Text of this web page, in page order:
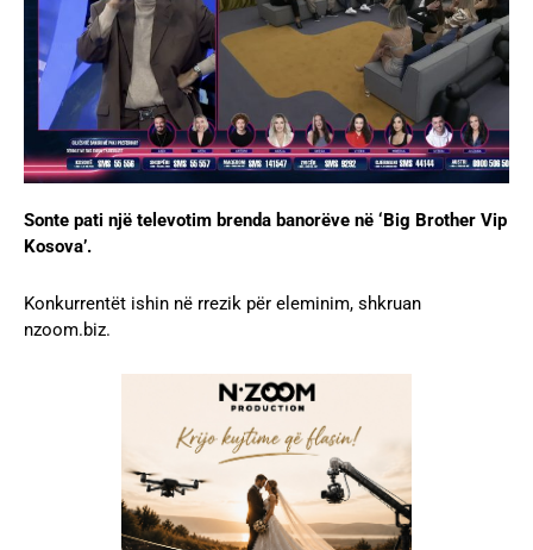
Sonte pati një televotim brenda banorëve në ‘Big Brother Vip
Kosova’.
Konkurrentët ishin në rrezik për eleminim, shkruan
nzoom.biz.